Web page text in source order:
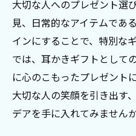
大切な人へのプレゼント選
見、日常的なアイテムであ
インにすることで、特別な
では、耳かきギフトとして
に心のこもったプレゼント
大切な人の笑顔を引き出す
デアを手に入れてみません